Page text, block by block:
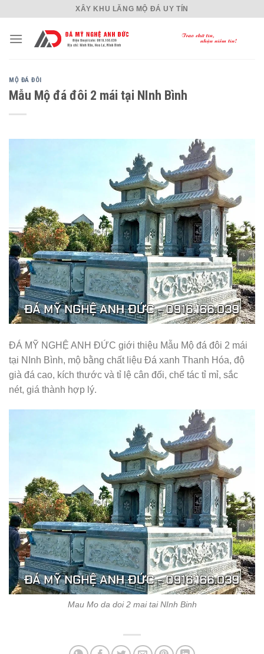
content
XÂY KHU LĂNG MỘ ĐÁ UY TÍN
MỘ ĐÁ ĐÔI
Mẫu Mộ đá đôi 2 mái tại NInh Bình
ĐÁ MỸ NGHỆ ANH ĐỨC giới thiệu Mẫu Mộ đá đôi 2 mái
tại NInh Bình, mộ bằng chất liệu Đá xanh Thanh Hóa, độ
già đá cao, kích thước và tỉ lệ cân đối, chế tác tỉ mỉ, sắc
nét, giá thành hợp lý.
Mau Mo da doi 2 mai tai NInh Binh